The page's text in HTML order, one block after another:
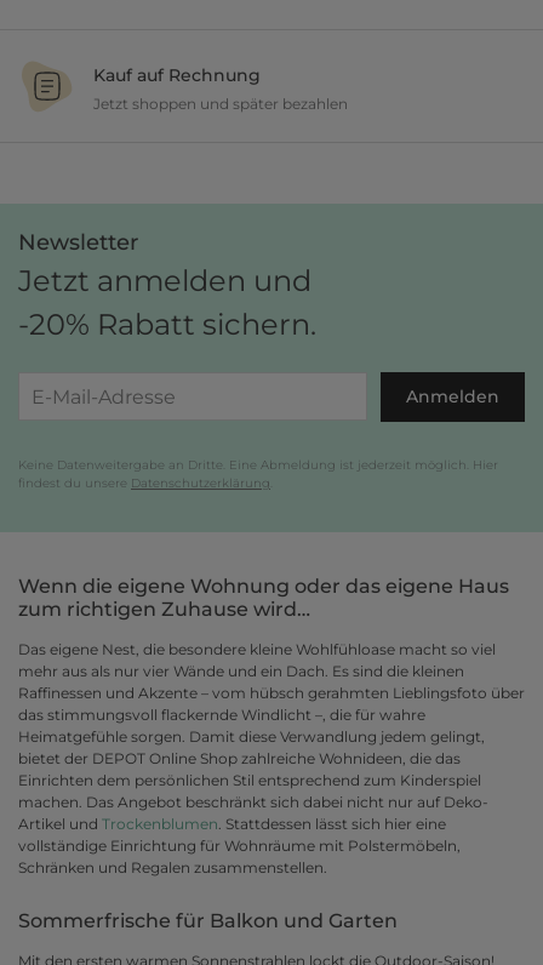
lasse dich inspirieren.
Kauf auf Rechnung
Jetzt shoppen und später bezahlen
Newsletter
Jetzt anmelden und
-20% Rabatt sichern.
Anmelden
Keine Datenweitergabe an Dritte. Eine Abmeldung ist jederzeit möglich. Hier
findest du unsere Datenschutzerklärung
Wenn die eigene Wohnung oder das eigene Haus
zum richtigen Zuhause wird…
Das eigene Nest, die besondere kleine Wohlfühloase macht so viel
mehr aus als nur vier Wände und ein Dach. Es sind die kleinen
Raffinessen und Akzente – vom hübsch gerahmten Lieblingsfoto über
das stimmungsvoll flackernde Windlicht –, die für wahre
Heimatgefühle sorgen. Damit diese Verwandlung jedem gelingt,
bietet der DEPOT Online Shop zahlreiche Wohnideen, die das
Einrichten dem persönlichen Stil entsprechend zum Kinderspiel
machen. Das Angebot beschränkt sich dabei nicht nur auf Deko-
Artikel und Trockenblumen . Stattdessen lässt sich hier eine
vollständige Einrichtung für Wohnräume mit Polstermöbeln,
Schränken und Regalen zusammenstellen.
Sommerfrische für Balkon und Garten
Mit den ersten warmen Sonnenstrahlen lockt die Outdoor-Saison!